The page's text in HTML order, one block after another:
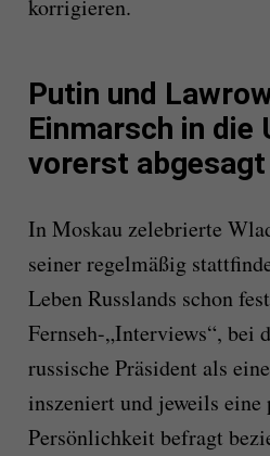
korrigieren.
Putin und
Einmarsch in die
vorerst abgesagt
In Moskau zelebrierte
seiner regelmäßig
Leben Russlands schon
Fernseh-„Interviews“, bei
russische Präsident als
inszeniert und jeweils eine
Persönlichkeit befragt